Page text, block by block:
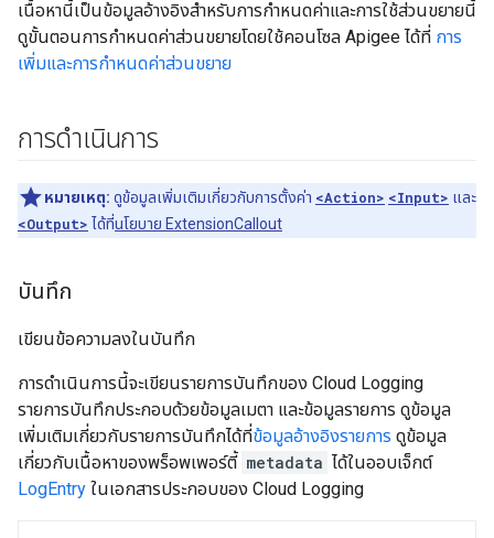
เนื้อหานี้เป็นข้อมูลอ้างอิงสำหรับการกำหนดค่าและการใช้ส่วนขยายนี้
ดูขั้นตอนการกำหนดค่าส่วนขยายโดยใช้คอนโซล Apigee ได้ที่ การ
เพิ่มและการกำหนดค่าส่วนขยาย
การดำเนินการ
หมายเหตุ: ดูข้อมูลเพิ่มเติมเกี่ยวกับการตั้งค่า <Action> <Input> และ
<Output> ได้ที่นโยบาย ExtensionCallout
บันทึก
เขียนข้อความลงในบันทึก
การดำเนินการนี้จะเขียนรายการบันทึกของ Cloud Logging
รายการบันทึกประกอบด้วยข้อมูลเมตา และข้อมูลรายการ ดูข้อมูล
เพิ่มเติมเกี่ยวกับรายการบันทึกได้ที่ข้อมูลอ้างอิงรายการ ดูข้อมูล
เกี่ยวกับเนื้อหาของพร็อพเพอร์ตี้ metadata ได้ในออบเจ็กต์
LogEntry ในเอกสารประกอบของ Cloud Logging